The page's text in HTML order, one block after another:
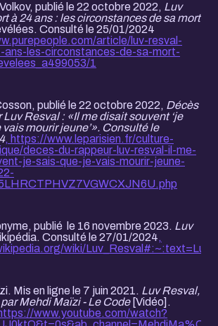
publié le 22 octobre 2022, Luv
à 24 ans : les circonstances de sa mort
Consulté le 25/01/2024
article/luv-resval-
les-circonstances-de-sa-mort-
1
publié le 22 octobre 2022, Décès
Luv Resval : «Il me disait souvent ‘je
vais mourir jeune’». Consulté le
, https://www.leparisien.fr/culture-
deces-du-rappeur-luv-resval-il-me-
je-sais-que-je-vais-mourir-jeune-
publié le 16 novembre 2023. Luv
Consulté le 27/01/2024,
wiki/
Mis en ligne le 7 juin 2021. Luv Resval,
Mehdi Maïzi - Le Code[Vidéo].
www.youtube.com/watch?